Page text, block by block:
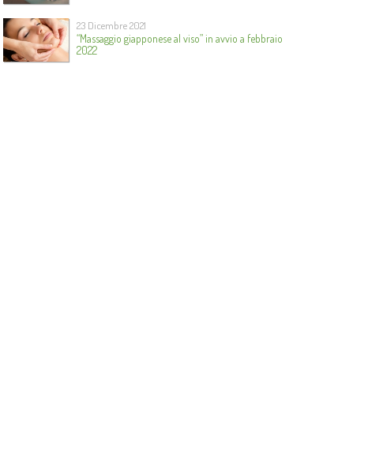
23 Dicembre 2021
“Massaggio giapponese al viso” in avvio a febbraio
2022